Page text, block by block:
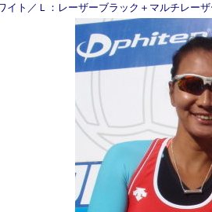
イト／Ｌ：レーザーブラック＋マルチレー